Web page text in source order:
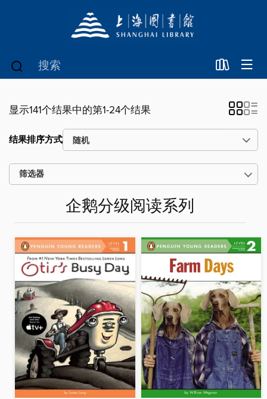
显示141个结果中的第1-24个结果
结果排序方式
筛选器
企鹅分级阅读系列